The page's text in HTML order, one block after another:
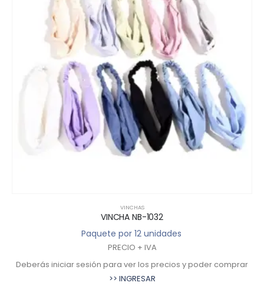
VINCHAS
VINCHA NB-1032
Paquete por 12 unidades
PRECIO + IVA
Deberás iniciar sesión para ver los precios y poder comprar
>> INGRESAR